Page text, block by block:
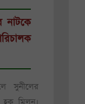
নাটকে
সুনীলের